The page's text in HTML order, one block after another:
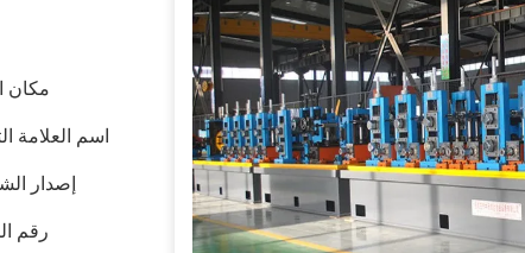
مكان
اسم العلامة
إصدار
رقم